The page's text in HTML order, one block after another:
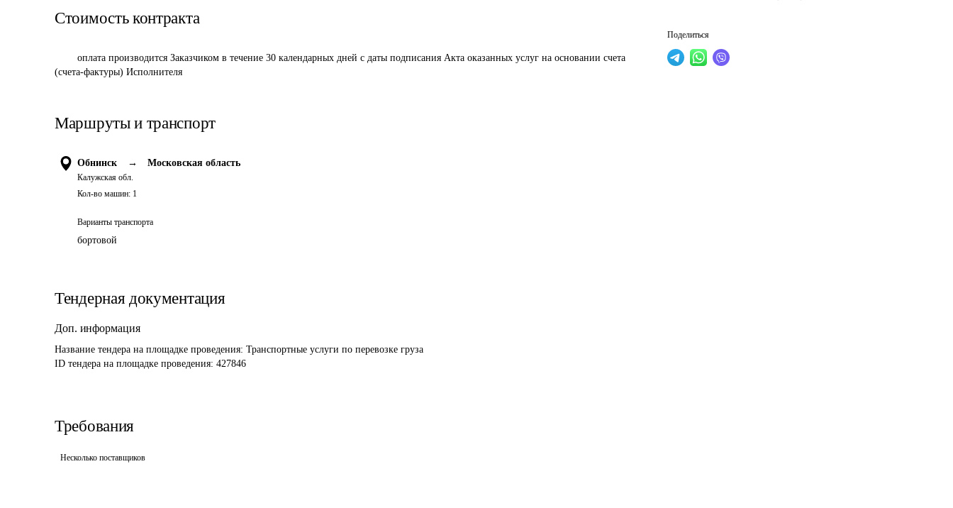
Поделиться
Стоимость контракта
(счета-фактуры) Исполнителя
Маршруты и транспорт
Обнинск →
Калужская обл.
Московская область
Кол-во машин: 1
Варианты транспорта
бортовой
Тендерная документация
Доп. информация
Название тендера на площадке проведения: Транспортные услуги по перевозке груза
ID тендера на площадке проведения: 427846
Требования
Несколько поставщиков